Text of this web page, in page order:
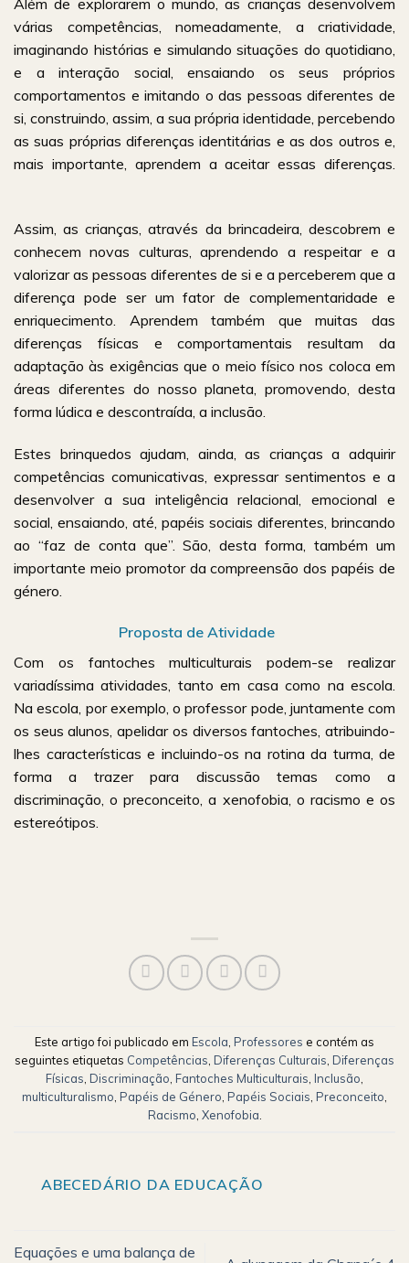
várias competências, nomeadamente, a criatividade,
imaginando histórias e simulando situações do quotidiano,
e a interação social, ensaiando os seus próprios
comportamentos e imitando o das pessoas diferentes de
si, construindo, assim, a sua própria identidade, percebendo
as suas próprias diferenças identitárias e as dos outros e,
mais importante, aprendem a aceitar essas diferenças.
Assim, as crianças, através da brincadeira, descobrem e
conhecem novas culturas, aprendendo a respeitar e a
valorizar as pessoas diferentes de si e a perceberem que a
diferença pode ser um fator de complementaridade e
enriquecimento. Aprendem também que muitas das
diferenças físicas e comportamentais resultam da
adaptação às exigências que o meio físico nos coloca em
áreas diferentes do nosso planeta, promovendo, desta
forma lúdica e descontraída, a inclusão.
Estes brinquedos ajudam, ainda, as crianças a adquirir
competências comunicativas, expressar sentimentos e a
desenvolver a sua inteligência relacional, emocional e
social, ensaiando, até, papéis sociais diferentes, brincando
ao “faz de conta que”. São, desta forma, também um
importante meio promotor da compreensão dos papéis de
género.
Proposta de Atividade
Com os fantoches multiculturais podem-se realizar
variadíssima atividades, tanto em casa como na escola.
Na escola, por exemplo, o professor pode, juntamente com
os seus alunos, apelidar os diversos fantoches, atribuindo-
lhes características e incluindo-os na rotina da turma, de
forma a trazer para discussão temas como a
discriminação, o preconceito, a xenofobia, o racismo e os
estereótipos.
Este artigo foi publicado em Escola, Professores e contém as
seguintes etiquetas Competências, Diferenças Culturais, Diferenças
Físicas, Discriminação, Fantoches Multiculturais, Inclusão,
multiculturalismo, Papéis de Género, Papéis Sociais, Preconceito,
Racismo, Xenofobia.
ABECEDÁRIO DA EDUCAÇÃO
Equações e uma balança de